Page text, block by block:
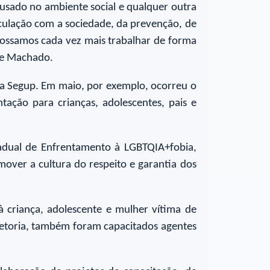
no ambiente social e qualquer outra
com a sociedade, da prevenção, de
cada vez mais trabalhar de forma
Machado.
Segup. Em maio, por exemplo, ocorreu o
para crianças, adolescentes, pais e
de Enfrentamento à LGBTQIA+fobia,
a cultura do respeito e garantia dos
criança, adolescente e mulher vítima de
também foram capacitados agentes